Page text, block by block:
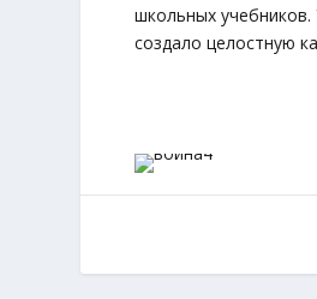
школьных
создало целостную